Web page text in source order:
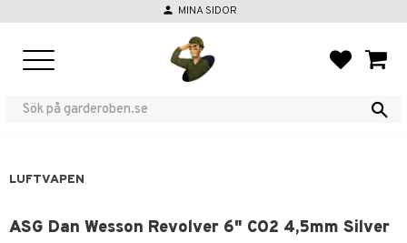
person MINA SIDOR
LUFTVAPEN
ASG Dan Wesson Revolver 6" CO2 4,5mm Silver